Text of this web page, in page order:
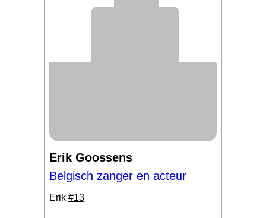
Erik Goossens
Belgisch zanger en acteur
Erik #13